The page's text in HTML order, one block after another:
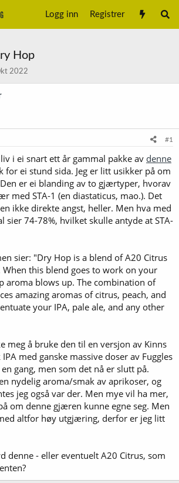
Logg inn Registrer
Hop
2022
#1
i ei snart ett år gammal pakke av denne
for ei stund sida. Jeg er litt usikker på om
er ei blanding av to gjærtyper, hvorav
med STA-1 (en diastaticus, mao.). Det
ikke direkte angst, heller. Men hva med
sier 74-78%, hvilket skulle antyde at STA-
sier: "Dry Hop is a blend of A20 Citrus
this blend goes to work on your
aroma blows up. The combination of
amazing aromas of citrus, peach, and
your IPA, pale ale, and any other
meg å bruke den til en versjon av Kinns
med ganske massive doser av Fuggles
gang, men som det nå er slutt på.
nydelig aroma/smak av aprikoser, og
jeg også var der. Men mye vil ha mer,
om denne gjæren kunne egne seg. Men
altfor høy utgjæring, derfor er jeg litt
denne - eller eventuelt A20 Citrus, som